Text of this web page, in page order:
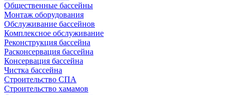
Общественные бассейны
Монтаж оборудования
Обслуживание бассейнов
Комплексное обслуживание
Реконструкция бассейна
Расконсервация бассейна
Консервация бассейна
Чистка бассейна
Строительство СПА
Строительство хамамов